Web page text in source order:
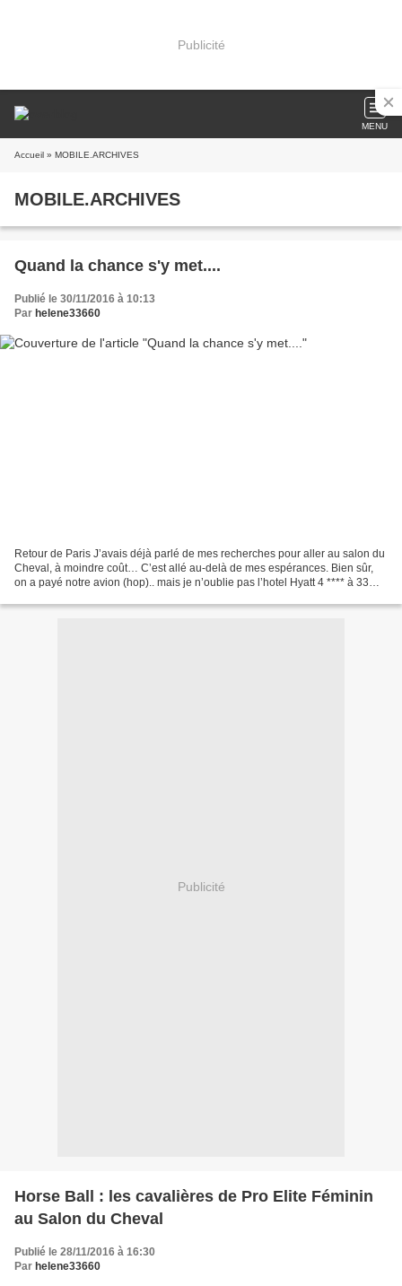
Publicité
MENU
Accueil » MOBILE.ARCHIVES
MOBILE.ARCHIVES
Quand la chance s'y met....
Publié le 30/11/2016 à 10:13
Par helene33660
Retour de Paris J’avais déjà parlé de mes recherches pour aller au salon du
Cheval, à moindre coût… C’est allé au-delà de mes espérances. Bien sûr,
on a payé notre avion (hop).. mais je n’oublie pas l’hotel Hyatt 4 **** à 33
Publicité
Horse Ball : les cavalières de Pro Elite Féminin
au Salon du Cheval
Publié le 28/11/2016 à 16:30
Par helene33660